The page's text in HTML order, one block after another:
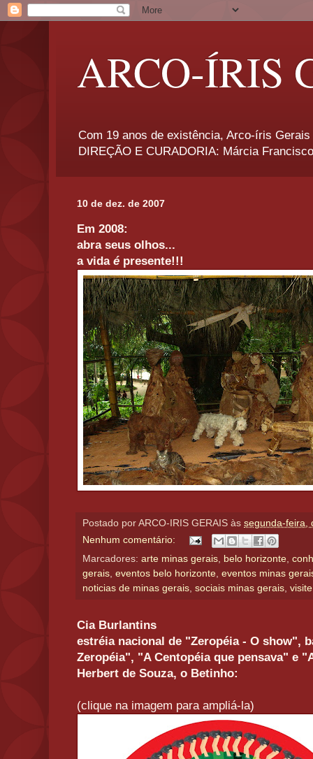
ARCO-ÍRIS
Com 19 anos de existência, Arco-íris
DIREÇÃO E CURADORIA: Márcia
10 de dez. de 2007
Em 2008:
abra seus olhos...
a vida é presente!!!
Postado por ARCO-IRIS GERAIS às segunda-feira,
Nenhum comentário:
Marcadores: arte minas gerais belo horizonte
gerais eventos belo horizonte eventos minas
noticias de minas gerais sociais minas gerais
Cia Burlantins
estréia nacional de "Zeropéia - O show",
Zeropéia", "A Centopéia que pensava" e
Herbert de Souza, o Betinho:
(clique na imagem para ampliá-la)